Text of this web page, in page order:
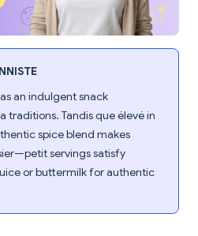
an indulgent snack
traditions. Tandis que élevé in
spice blend makes
servings satisfy
or buttermilk for authentic